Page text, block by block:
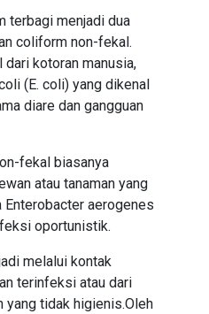
terbagi menjadi dua
coliform non-fekal.
kotoran manusia,
(E. coli) yang dikenal
diare dan gangguan
fekal biasanya
atau tanaman yang
Enterobacter aerogenes
oportunistik.
melalui kontak
terinfeksi atau dari
yang tidak higienis.Oleh